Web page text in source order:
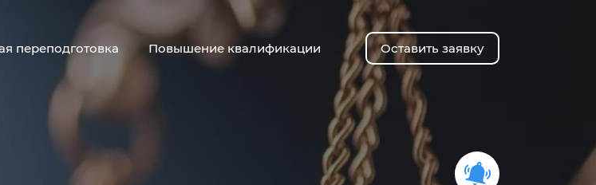
переподготовка Повышение квалификации Оставить заявку